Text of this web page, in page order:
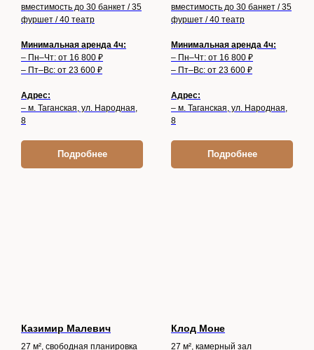
вместимость до 30 банкет / 35
фуршет / 40 театр
Минимальная аренда 4ч:
– Пн–Чт: от 16 800 ₽
– Пт–Вс: от 23 600 ₽
Адрес:
– м. Таганская, ул. Народная,
8
Подробнее
вместимость до 30 банкет / 35
фуршет / 40 театр
Минимальная аренда 4ч:
– Пн–Чт: от 16 800 ₽
– Пт–Вс: от 23 600 ₽
Адрес:
– м. Таганская, ул. Народная,
8
Подробнее
Казимир Малевич
27 м², свободная планировка
Клод Моне
27 м², камерный зал